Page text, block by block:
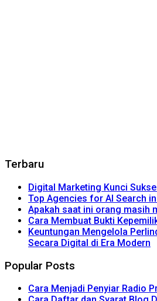
Terbaru
Digital Marketing Kunci
Top Agencies for AI Search
Apakah saat ini orang masih
Cara Membuat Bukti
Keuntungan Mengelola
Secara Digital di Era Modern
Popular Posts
Cara Menjadi Penyiar Radio